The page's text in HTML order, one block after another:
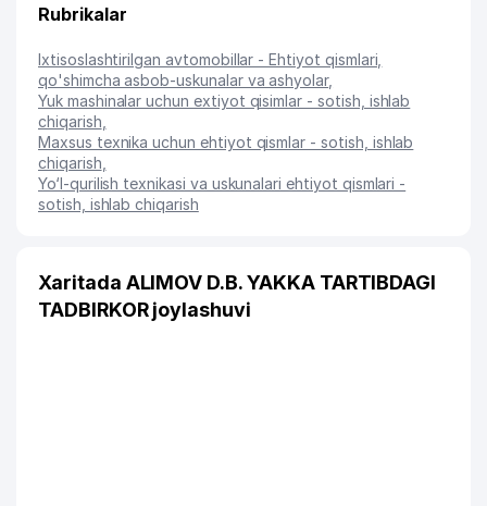
Rubrikalar
Ixtisoslashtirilgan avtomobillar - Ehtiyot qismlari,
qo'shimcha asbob-uskunalar va ashyolar,
Yuk mashinalar uchun extiyot qisimlar - sotish, ishlab
chiqarish
Maxsus texnika uchun ehtiyot qismlar - sotish, ishlab
chiqarish
Yo‘l-qurilish texnikasi va uskunalari ehtiyot qismlari -
sotish, ishlab chiqarish
Xaritada ALIMOV D.B. YAKKA TARTIBDAGI
TADBIRKOR joylashuvi